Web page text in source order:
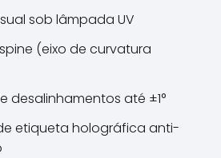
sob lâmpada UV
(eixo de curvatura
desalinhamentos até ±1°
etiqueta holográfica anti-